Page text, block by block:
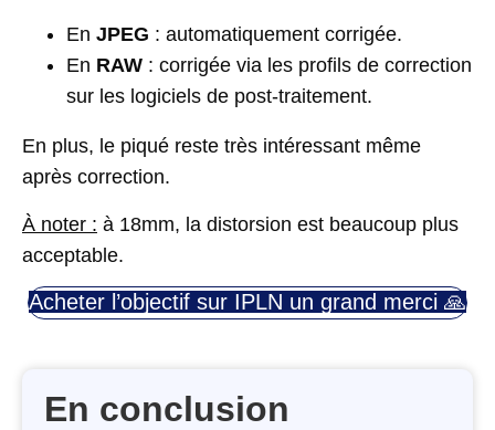
En JPEG : automatiquement corrigée.
En RAW : corrigée via les profils de correction
sur les logiciels de post-traitement.
En plus, le piqué reste très intéressant même
après correction.
À noter : à 18mm, la distorsion est beaucoup plus
acceptable.
Acheter l’objectif sur IPLN un grand merci 🙏
En conclusion